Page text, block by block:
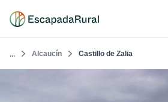
... Alcaucín Castillo de Zalia